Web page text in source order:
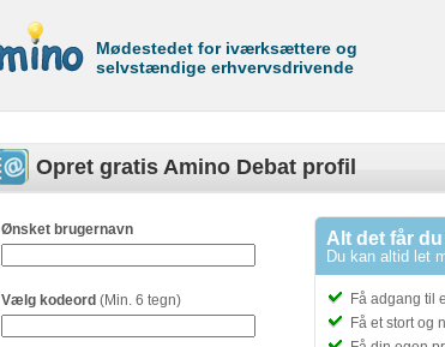
Mødestedet for iværksættere og
selvstændige erhvervsdrivende
Opret gratis Amino Debat profil
Alt det får
Du kan altid let
Få adgang til
Få et stort og
Ønsket brugernavn
Vælg kodeord (Min. 6 tegn)